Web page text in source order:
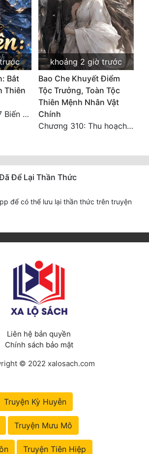
Bắt
Thiên
Chương 875 Đệ 7 Biến Thánh Long Biến!
khoảng 2 giờ trước
Bao Che Khuyết Điểm
Tộc Trưởng, Toàn Tộc
Thiên Mệnh Nhân Vật
Chính
Chương 310: Thu hoạch ngoài ý muốn, ưu thế tuyệt đối.
Để Lại Thần Thức
để có thể lưu lại thần thức trên truyện
Liên hệ bản quyền
Chính sách bảo mật
© 2022 xalosach.com
Truyện Kỳ Huyễn
Truyện Mưu Mô
Truyện Tiên Hiệp